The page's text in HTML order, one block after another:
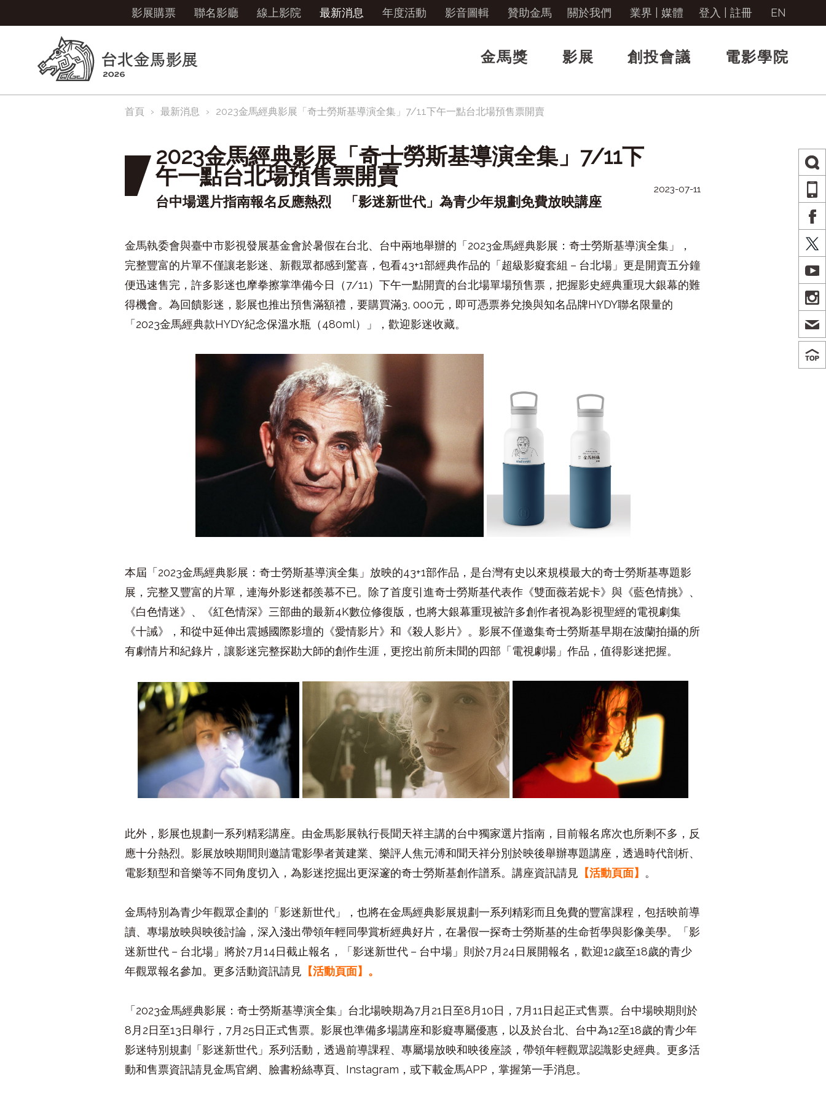
影展購票 聯名影廳 線上影院 最新消息 年度活動 影音圖輯 贊助金馬 關於我們 業界 | 媒體 登入 註冊 EN
金馬獎 影展 創投會議 電影學院
首頁 最新消息 2023金馬經典影展「奇士勞斯基導演全集」7/11下午一點台北場預售票開賣
2023金馬經典影展「奇士勞斯基導演全集」7/11下
午一點台北場預售票開賣
台中場選片指南報名反應熱烈 「影迷新世代」為青少年規劃免費放映講座
2023-07-11
金馬執委會與臺中市影視發展基金會於暑假在台北、台中兩地舉辦的「 2023金馬經典影展：奇士勞斯基導演全集」，
完整豐富的片單不僅讓老影迷、新觀眾都感到驚喜，包看43+1部經典作品的「超級影癡套組－台北場」更是開賣五分鐘
便迅速售完，許多影迷也摩拳擦掌準備今日（7/11）下午一點開賣的台北場單場預售票，把握影史經典重現大銀幕的難
得機會。為回饋影迷，影展也推出預售滿額禮，要購買滿3, 000元，即可憑票券兌換與知名品牌HYDY聯名限量的
「 2023金馬經典款HYDY紀念保溫水瓶（480ml）」，歡迎影迷收藏。
本屆「 2023金馬經典影展：奇士勞斯基導演全集」放映的43+1部作品，是台灣有史以來規模最大的奇士勞斯基專題影
展，完整又豐富的片單，連海外影迷都羨慕不已。除了首度引進奇士勞斯基代表作《雙面薇若妮卡》與《藍色情挑》、
《白色情迷》、《紅色情深》三部曲的最新4K數位修復版，也將大銀幕重現被許多創作者視為影視聖經的電視劇集
《十誡》，和從中延伸出震撼國際影壇的《愛情影片》和《殺人影片》。影展不僅邀集奇士勞斯基早期在波蘭拍攝的所
有劇情片和紀錄片，讓影迷完整探勘大師的創作生涯，更挖出前所未聞的四部「電視劇場」作品，值得影迷把握。
此外，影展也規劃一系列精彩講座。由金馬影展執行長聞天祥主講的台中獨家選片指南，目前報名席次也所剩不多，反
應十分熱烈。影展放映期間則邀請電影學者黃建業、樂評人焦元溥和聞天祥分別於映後舉辦專題講座，透過時代剖析、
電影類型和音樂等不同角度切入，為影迷挖掘出更深邃的奇士勞斯基創作譜系。講座資訊請見 【活動頁面】 。
金馬特別為青少年觀眾企劃的「影迷新世代」，也將在金馬經典影展規劃一系列精彩而且免費的豐富課程，包括映前導
讀、專場放映與映後討論，深入淺出帶領年輕同學賞析經典好片，在暑假一探奇士勞斯基的生命哲學與影像美學。「影
迷新世代－台北場」將於7月14日截止報名，「影迷新世代－台中場」則於7月 24日展開報名，歡迎12歲至18歲的青少
年觀眾報名參加。更多活動資訊請見 【活動頁面】 。
「 2023金馬經典影展：奇士勞斯基導演全集」台北場映期為7月 21日至8 月10日， 7月11日起正式售票。台中場映期則於
8 月 2日至13日舉行， 7月 25日正式售票。影展也準備多場講座和影癡專屬優惠，以及於台北、台中為12至18歲的青少年
影迷特別規劃「影迷新世代」系列活動，透過前導課程、專屬場放映和映後座談，帶領年輕觀眾認識影史經典。更多活
動和售票資訊請見金馬官網、臉書粉絲專頁、 Instagram ，或下載金馬APP ，掌握第一手消息。
X